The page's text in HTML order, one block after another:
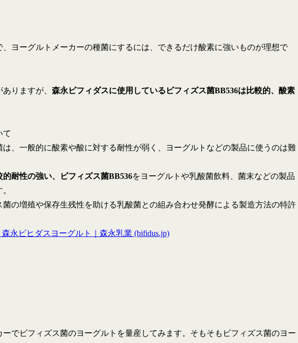
ヨーグルトメーカーの種菌にするには、できるだけ酸素に強いものが理想で
りますが、 森永ビフィダスに使用しているビフィズス菌BB536は比較的、酸素
て
、一般的に酸素や酸に対する耐性が弱く、ヨーグルトなどの製品に使うのは難
耐性の強い、ビフィズス菌BB536をヨーグルトや乳酸菌飲料、菌末などの製品
の増殖や保存生残性を助ける乳酸菌との組み合わせ発酵による製造方法の特許
永ビヒダスヨーグルト｜森永乳業 (bifidus.jp)
でビフィズス菌のヨーグルトを量産してみます。そもそもビフィズス菌のヨー